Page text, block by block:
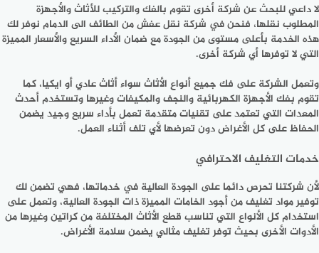
لا داعي للبحث عن شركة أخرى تقوم بالفك والتركيب للأثاث والأجهزة
المطلوب نقلها، فنحن في شركة نقل عفش من الطائف الى الدمام نوفر لك
هذه الخدمة بأعلى مستوى من الجودة مع ضمان الأداء السريع والأسعار المميزة
التي لا توفرها أي شركة أخرى.
وتعمل الشركة على فك جميع أنواع الأثاث سواء أثاث عادي أو ايكيا، كما
تقوم بفك الأجهزة الكهربائية والنجف والمكيفات وغيرها وتستخدم أحدث
المعدات التي تعتمد على تقنيات متقدمة تعمل بأداء سريع وجيد يضمن
الحفاظ على كل الأغراض دون تعرضها لأي تلف أثناء العمل.
خدمات التغليف الاحترافي
لأن شركتنا تحرص دائما على الجودة العالية في خدماتها، فهي تضمن لك
توفير مواد تغليف من أجود الخامات المميزة ذات الجودة العالية، وتعمل على
استخدام كل الأنواع التي تناسب قطع الأثاث المختلفة من كراتين وغيرها من
الأدوات الأخرى بحيث توفر تغليف مثالي يضمن سلامة الأغراض.